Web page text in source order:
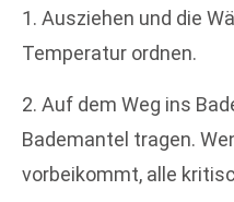
1. Ausziehen und die
Temperatur ordnen.
2. Auf dem Weg ins
Bademantel tragen.
vorbeikommt, alle